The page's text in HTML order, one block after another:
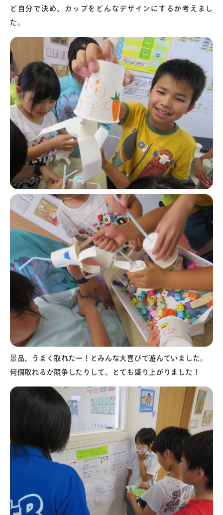
ど自分で決め、カップをどんなデザインにするか考えまし
た。
景品、うまく取れたー！とみんな大喜びで遊んでいました。
何個取れるか競争したりして、とても盛り上がりました！